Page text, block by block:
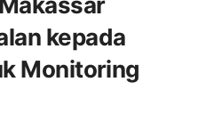
kepada
Monitoring